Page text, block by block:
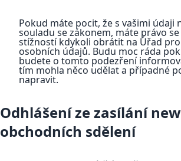
Pokud máte pocit, že s vašimi údaji
souladu se zákonem, máte právo se
stížností kdykoli obrátit na Úřad
osobních údajů. Budu moc ráda
budete o tomto podezření
tím mohla něco udělat a případné
napravit.
Odhlášení ze zasílání
obchodních sdělení